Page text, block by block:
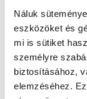
Náluk
eszközöket és
mi is sütiket
személyre
biztosításához,
elemzéséhez.